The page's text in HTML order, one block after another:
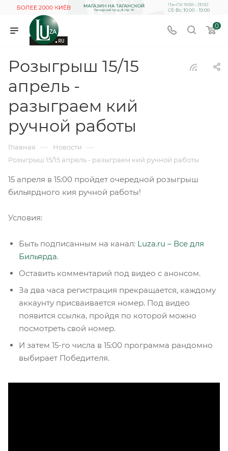
0
Розыгрыш 15/15
апрель -
разыграем кий
ручной работы
Главная — Новости —
Розыгрыш 15/15 апрель - разыграем кий ручной работы
15 апреля в 15:00 пройдет очередной розыгрыш
бильярдного кия ручной работы!
Условия:
Быть подписанным на канал: Luza.ru – Все для
Бильярда.
Оставить комментарий под видео с анонсом.
За два часа регистрация прекращается, каждому
аккаунту присваивается номер. Под видео
появится ссылка, пройдя по которой можно
посмотреть свой номер.
И затем 15-го числа в 15:00 программа рандомно
выбирает Победителя.